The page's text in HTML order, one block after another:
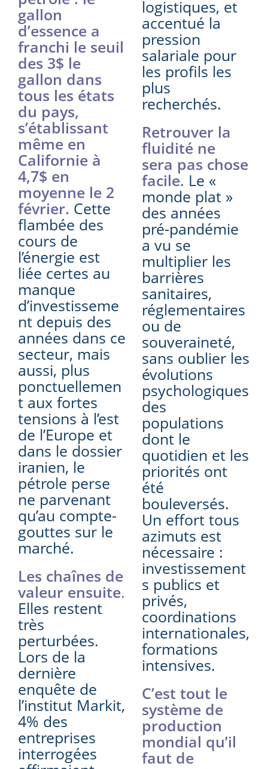
gallon
d’essence a
franchi le seuil
des 3$ le
gallon dans
tous les états
du pays,
s’établissant
même en
Californie à
4,7$ en
moyenne le 2
février. Cette
flambée des
cours de
l’énergie est
liée certes au
manque
d’investisseme
nt depuis des
années dans ce
secteur, mais
aussi, plus
ponctuellemen
t aux fortes
tensions à l’est
de l’Europe et
dans le dossier
iranien, le
pétrole perse
ne parvenant
qu’au compte-
gouttes sur le
marché.
Les chaînes de
valeur ensuite.
Elles restent
très
perturbées.
Lors de la
dernière
enquête de
l’institut Markit,
4% des
entreprises
interrogées
logistiques, et
accentué la
pression
salariale pour
les profils les
plus
recherchés.
Retrouver la
fluidité ne
sera pas chose
facile. Le «
monde plat »
des années
pré-pandémie
a vu se
multiplier les
barrières
sanitaires,
réglementaires
ou de
souveraineté,
sans oublier les
évolutions
psychologiques
des
populations
dont le
quotidien et les
priorités ont
été
bouleversés.
Un effort tous
azimuts est
nécessaire :
investissement
s publics et
privés,
coordinations
internationales,
formations
intensives.
C’est tout le
système de
production
mondial qu’il
faut de